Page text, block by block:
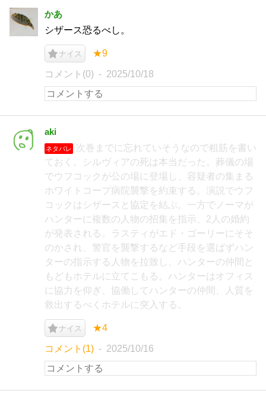
かあ
シザース恐るべし。
ナイス ★9
コメント(0) 2025/10/18
aki
ネタバレ
次巻までに忘れていそうなので粗筋を書い
ておく。シルヴィアの死は本当だった。葬儀の場
でウフコックが公の場に登場し、容疑者の集まる
ホワイトコープ病院襲撃を約束する。演説でウフ
コックはシザースと協定を結ぶ。一方でノーマが
ハンターに複数の人物の招集を指示、2人の婚約
が発表される。ラスティがエド・ゴーリーにそそ
のかされ、警官を襲撃するなど手段を選ばずハン
ターの指示する人物を拉致し、ハンターの仲間と
もどもホテルに立てこもる。ハンターはオフィス
に協力を仰ぎ、協働してハンターの仲間、人質を
救出するべくホテルに突入する。
ナイス ★4
コメント(1) 2025/10/16